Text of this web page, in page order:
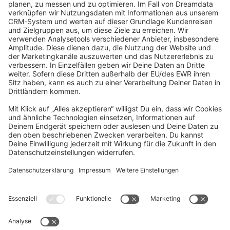
community@shopware.com
Company
Press
Jobs
Newsletter
Store
Shopware 6 Handbook by
Splendid (German)
Shopware 6 - Product Feedback &